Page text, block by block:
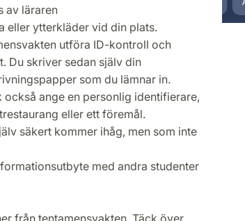
av läraren
eller ytterkläder vid din plats.
utföra ID-kontroll och
Du skriver sedan själv din
som du lämnar in.
ange en personlig identifierare,
eller ett föremål.
säkert kommer ihåg, men som inte
med andra studenter
från tentamensvakten. Täck över